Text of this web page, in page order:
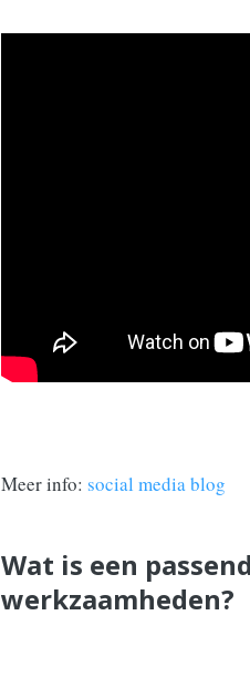
Meer info: social media blog
Wat is een
werkzaamheden?